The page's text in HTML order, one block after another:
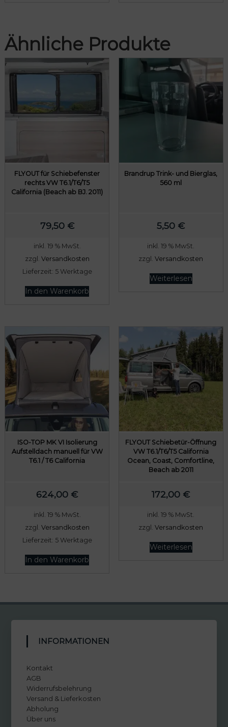
Ähnliche Produkte
FLYOUT für Schiebefenster
rechts VW T6.1/T6/T5
California (Beach ab BJ. 2011)
79,50 €
inkl. 19 % MwSt.
zzgl. Versandkosten
Lieferzeit: 5 Werktage
In den Warenkorb
Brandrup Trink- und Bierglas,
560 ml
5,50 €
inkl. 19 % MwSt.
zzgl.Versandkosten
Weiterlesen
ISO-TOP MK VI Isolierung
Aufstelldach manuell für VW
T6.1 / T6 California
624,00 €
inkl. 19 % MwSt.
zzgl. Versandkosten
Lieferzeit: 5 Werktage
In den Warenkorb
FLYOUT Schiebetür-Öffnung
VW T6.1/T6/T5 California
Ocean, Coast, Comfortline,
Beach ab 2011
172,00 €
inkl. 19 % MwSt.
zzgl.Versandkosten
Weiterlesen
INFORMATIONEN
Kontakt
AGB
Widerrufsbelehrung
Versand & Lieferkosten
Abholung
Über uns